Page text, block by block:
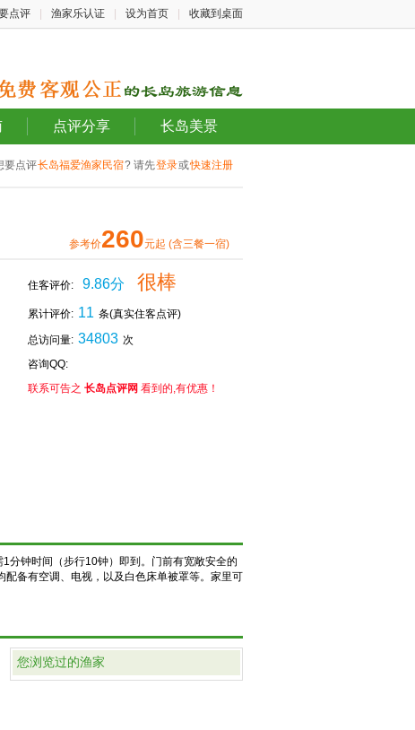
点评 渔家乐认证 设为首页 收藏到桌面
点评分享 长岛美景
要点评长岛福爱渔家民宿? 请先登录或快速注册
参考价260元起 (含三餐一宿)
住客评价: 9.86分 很棒
累计评价: 11 条(真实住客点评)
总访问量: 34803 次
咨询QQ:
联系可告之 长岛点评网 看到的,有优惠！
分钟时间（步行10钟）即到。门前有宽敞安全的
配备有空调、电视，以及白色床单被罩等。家里可
您浏览过的渔家